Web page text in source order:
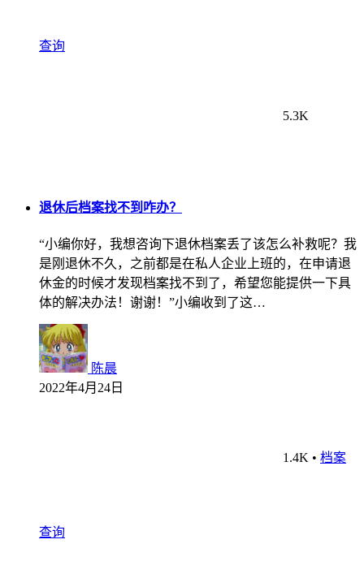
查询
5.3K
退休后档案找不到咋办？
“小编你好，我想咨询下退休档案丢了该怎么补救呢？我
是刚退休不久，之前都是在私人企业上班的，在申请退
休金的时候才发现档案找不到了，希望您能提供一下具
体的解决办法！谢谢！”小编收到了这…
陈晨
2022年4月24日
1.4K • 档案
查询